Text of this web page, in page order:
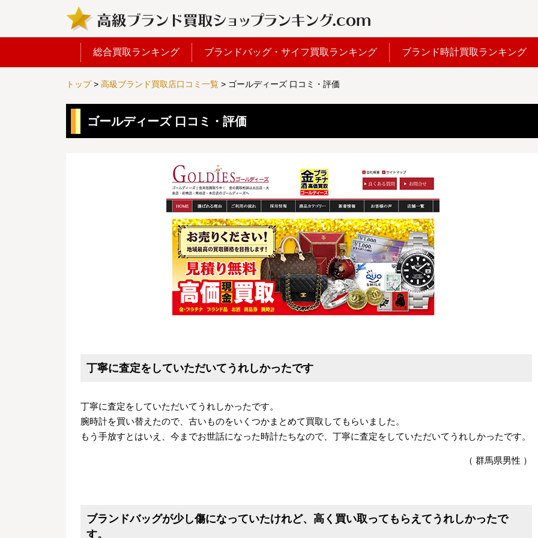
総合買取ランキング ブランドバッグ・サイフ買取ランキング ブランド時計買取ランキング
トップ> 高級ブランド買取店口コミ一覧 > ゴールディーズ 口コミ・評価
ゴールディーズ 口コミ・評価
丁寧に査定をしていただいてうれしかったです
丁寧に査定をしていただいてうれしかったです。
腕時計を買い替えたので、古いものをいくつかまとめて買取してもらいました。
もう手放すとはいえ、今までお世話になった時計たちなので、丁寧に査定をしていただいてうれしかったです。
（ 群馬県男性 ）
ブランドバッグが少し傷になっていたけれど、高く買い取ってもらえてうれしかったで
す。